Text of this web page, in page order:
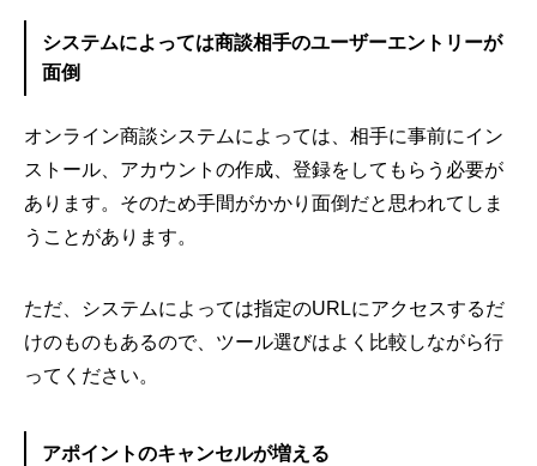
システムによっては商談相手のユーザーエントリーが
面倒
オンライン商談システムによっては、相手に事前にイン
ストール、アカウントの作成、登録をしてもらう必要が
あります。そのため手間がかかり面倒だと思われてしま
うことがあります。
ただ、システムによっては指定のURLにアクセスするだ
けのものもあるので、ツール選びはよく比較しながら行
ってください。
アポイントのキャンセルが増える